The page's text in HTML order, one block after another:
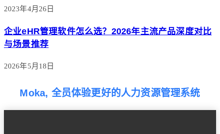
2023年4月26日
企业eHR管理软件怎么选？2026年主流产品深度对比
与场景推荐
2026年5月18日
Moka, 全员体验更好的人力资源管理系统